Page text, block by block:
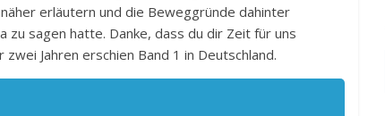
erläutern und die Beweggründe dahinter
zu sagen hatte. Danke, dass du dir Zeit für uns
Jahren erschien Band 1 in Deutschland.